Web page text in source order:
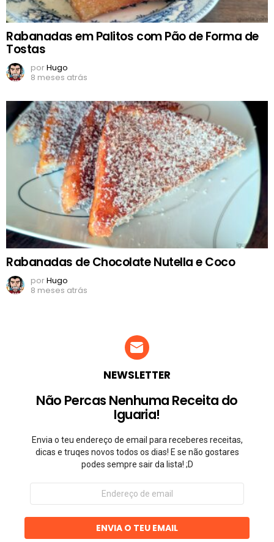
Rabanadas em Palitos com Pão de Forma de
Tostas
porHugo
8 meses atrás
Rabanadas de Chocolate Nutella e Coco
porHugo
8 meses atrás
NEWSLETTER
Não Percas Nenhuma Receita do
Iguaria!
Envia o teu endereço de email para receberes receitas,
dicas e truqes novos todos os dias! E se não gostares
podes sempre sair da lista! ;D
Endereço
email
ENVIA O TEU EMAIL